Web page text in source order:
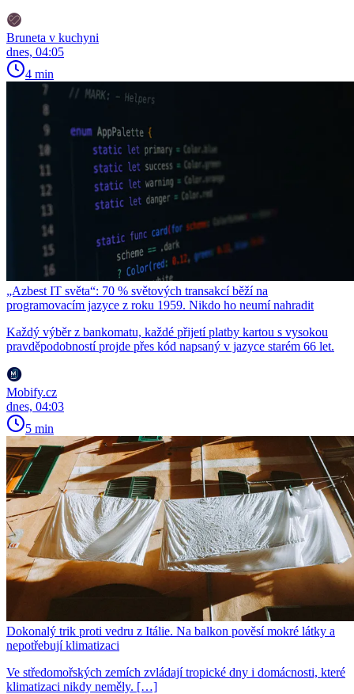
Bruneta v kuchyni
dnes, 04:05
4 min
„Azbest IT světa“: 70 % světových transakcí běží na
programovacím jazyce z roku 1959. Nikdo ho neumí nahradit
Každý výběr z bankomatu, každé přijetí platby kartou s vysokou
pravděpodobností projde přes kód napsaný v jazyce starém 66 let.
Mobify.cz
dnes, 04:03
5 min
Dokonalý trik proti vedru z Itálie. Na balkon pověsí mokré látky a
nepotřebují klimatizaci
Ve středomořských zemích zvládají tropické dny i domácnosti, které
klimatizaci nikdy neměly. […]